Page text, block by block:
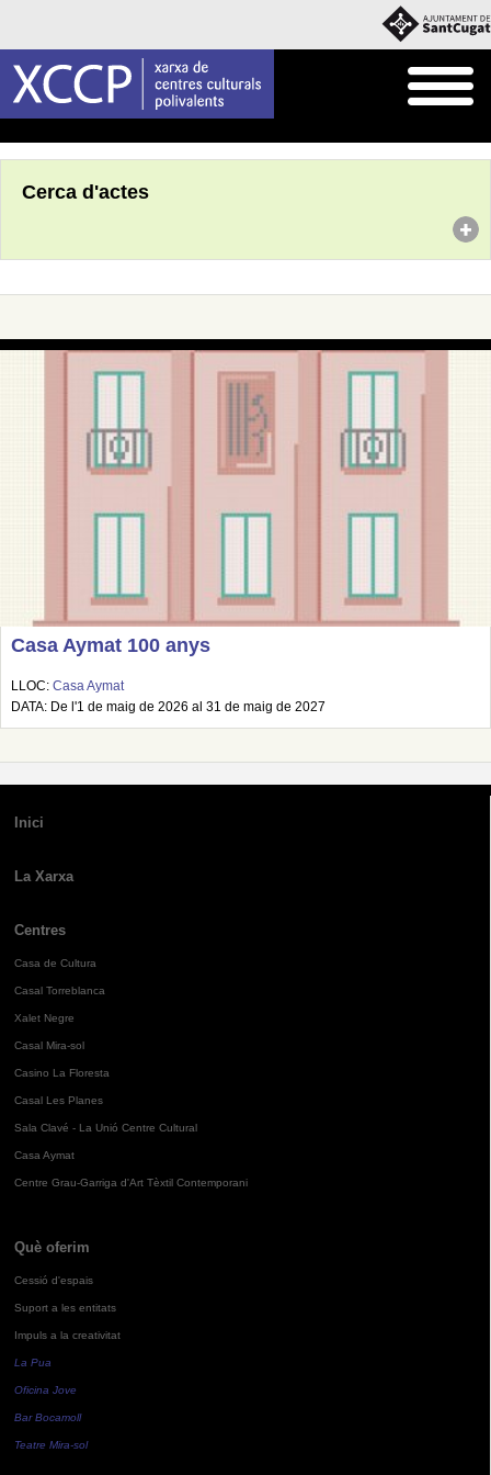
Cerca d'actes
Casa Aymat 100 anys
LLOC: Casa Aymat
DATA: De l'1 de maig de 2026 al 31 de maig de 2027
Inici
La Xarxa
Centres
Casa de Cultura
Casal Torreblanca
Xalet Negre
Casal Mira-sol
Casino La Floresta
Casal Les Planes
Sala Clavé - La Unió Centre Cultural
Casa Aymat
Centre Grau-Garriga d'Art Tèxtil Contemporani
Què oferim
Cessió d'espais
Suport a les entitats
Impuls a la creativitat
La Pua
Oficina Jove
Bar Bocamoll
Teatre Mira-sol